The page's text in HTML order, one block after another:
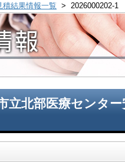
積結果情報一覧 > 2026000202-1
北部医療センター